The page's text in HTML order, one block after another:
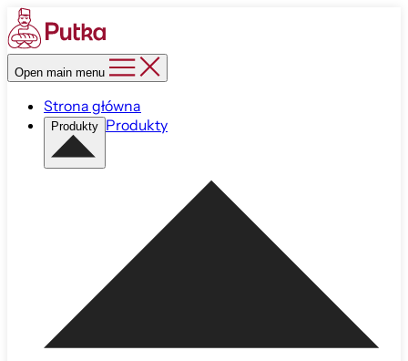
Open main menu
Strona główna
Produkty Produkty